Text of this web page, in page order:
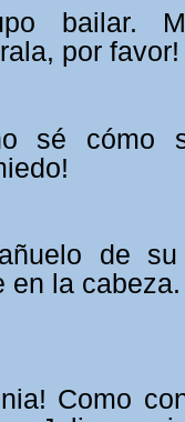
bailar.
por favor!
sé cómo
de
en la
Como